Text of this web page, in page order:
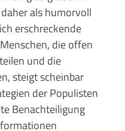
als humorvoll
erschreckende
die offen
und die
steigt scheinbar
der Populisten
Benachteiligung